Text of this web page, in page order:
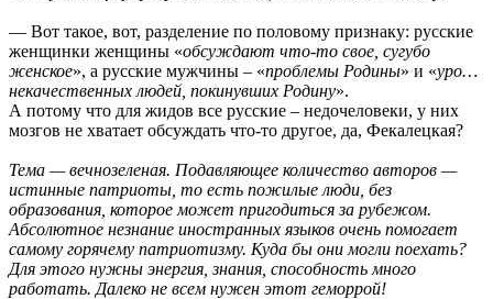
— Вот такое, вот, разделение по половому признаку: русские
женщинки женщины «обсуждают что-то свое, сугубо
женское», а русские мужчины – «проблемы Родины» и «уро…
некачественных людей, покинувших Родину».
А потому что для жидов все русские – недочеловеки, у них
мозгов не хватает обсуждать что-то другое, да, Фекалецкая?
Тема — вечнозеленая. Подавляющее количество авторов —
истинные патриоты, то есть пожилые люди, без
образования, которое может пригодиться за рубежом.
Абсолютное незнание иностранных языков очень помогает
самому горячему патриотизму. Куда бы они могли поехать?
Для этого нужны энергия, знания, способность много
работать. Далеко не всем нужен этот геморрой!